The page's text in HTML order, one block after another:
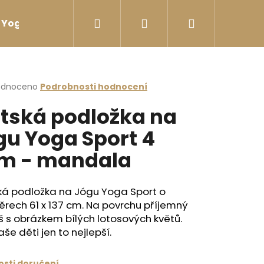
Yoga sport Láhve na vodu Yoga sport Termoska
Přihlášení
Podrobnosti hodnocení
podložka na
Yoga Sport 4
- mandala
podložka na Jógu Yoga Sport o
61 x 137 cm. Na povrchu příjemný
s obrázkem bílých lotosových květů.
děti jen to nejlepší.